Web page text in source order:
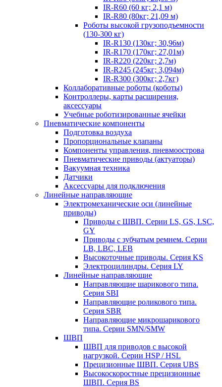
IR-R60 (60 кг; 2,1 м)
IR-R80 (80кг; 21,09 м)
Роботы высокой грузоподъемности
(130-300 кг)
IR-R130 (130кг; 30,96м)
IR-R170 (170кг; 27,01м)
IR-R220 (220кг; 2,7м)
IR-R245 (245кг; 3,094м)
IR-R300 (300кг; 2,7кг)
Коллаборативные роботы (коботы)
Контроллеры, карты расширения,
аксессуары
Учебные роботизированные ячейки
Пневматические компоненты
Подготовка воздуха
Пропорциональные клапаны
Компоненты управления, пневмоострова
Пневматические приводы (актуаторы)
Вакуумная техника
Датчики
Аксессуары для подключения
Линейные направляющие
Электромеханические оси (линейные
приводы)
Приводы с ШВП. Серии LS, GS, LSC,
GY
Приводы с зубчатым ремнем. Серии
LB, LBC, LEB
Высокоточные приводы. Серия KS
Электроцилиндры. Серия LY
Линейные направляющие
Направляющие шарикового типа.
Серия SBI
Направляющие роликового типа.
Серия SBR
Направляющие микрошарикового
типа. Серии SMN/SMW
ШВП
ШВП для приводов с высокой
нагрузкой. Серии HSP / HSL
Прецизионные ШВП. Серия UBS
Высокоскоростные прецизионные
ШВП. Серия BS